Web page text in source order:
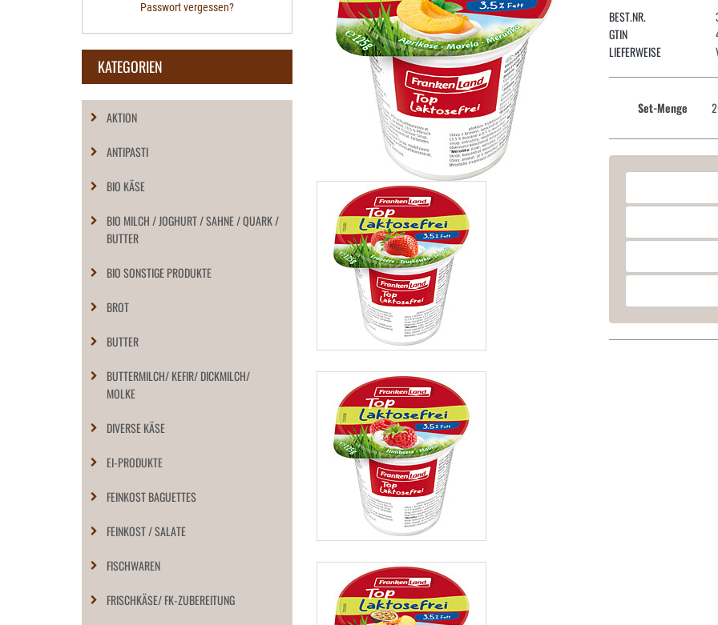
BEST.NR.
GTIN
LIEFERWEISE
Set-Menge
Passwort vergessen?
KATEGORIEN
AKTION
ANTIPASTI
BIO KÄSE
BIO MILCH / JOGHURT / SAHNE / QUARK /
BUTTER
BIO SONSTIGE PRODUKTE
BROT
BUTTER
BUTTERMILCH/ KEFIR/ DICKMILCH/
MOLKE
DIVERSE KÄSE
EI-PRODUKTE
FEINKOST BAGUETTES
FEINKOST / SALATE
FISCHWAREN
FRISCHKÄSE/ FK-ZUBEREITUNG